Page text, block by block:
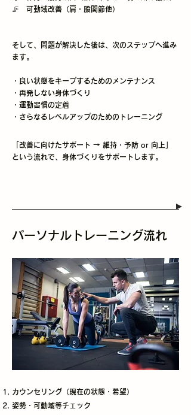
🦵 可動域改善（肩・股関節他）
そして、問題が解決した後は、次のステップへ進み
ます。
・良い状態をキープするためのメンテナンス
・再発しない身体づくり
・運動習慣の定着
・さらなるレベルアップのためのトレーニング​
「改善に向けたサポート → 維持・予防 or 向上」
という流れで、身体づくりをサポートします。
パーソナルトレーニング流れ
カウンセリング（現在の状態・希望）
姿勢・可動域等チェック